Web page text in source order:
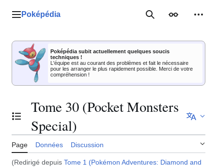
Menu principal
Poképédia RechercherApparence
Poképédia subit actuellement quelques soucis
techniques !
L'équipe est au courant des problèmes et fait le nécessaire
pour les arranger le plus rapidement possible. Merci de votre
compréhension !
Basculer la table des matières
Tome 30 (Pocket Monsters
Special)
Page Données Discussion
(Redirigé depuis Tome 1 (Pokémon Adventures: Diamond and